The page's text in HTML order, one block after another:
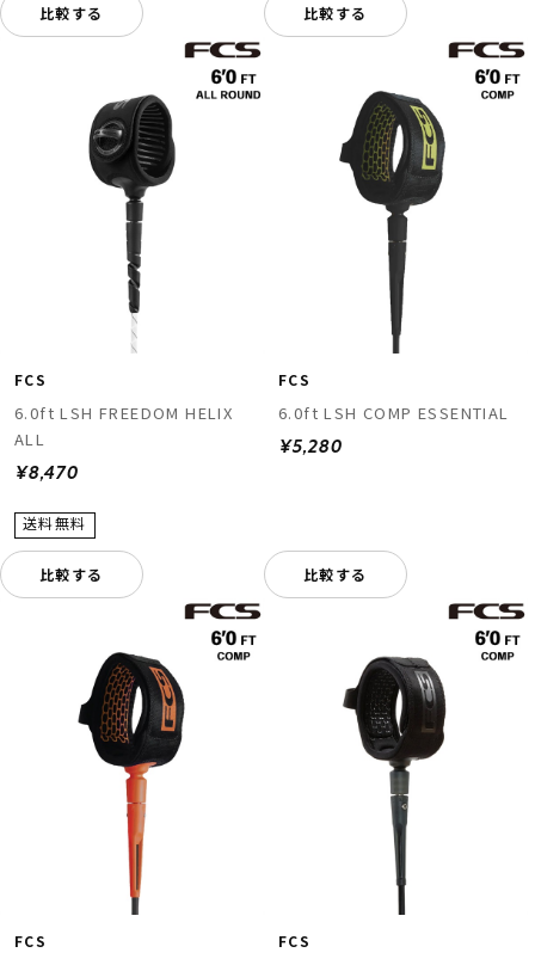
比較する 比較する
FCS
6.0ft LSH FREEDOM HELIX
ALL
¥8,470
比較する
FCS
6.0ft LSH COMP ESSENTIAL
¥5,280
比較する
FCS FCS